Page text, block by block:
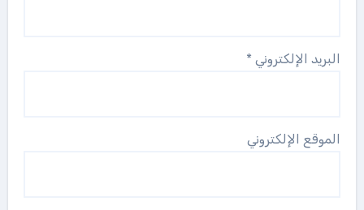
البريد الإلكتروني *
الموقع الإلكتروني